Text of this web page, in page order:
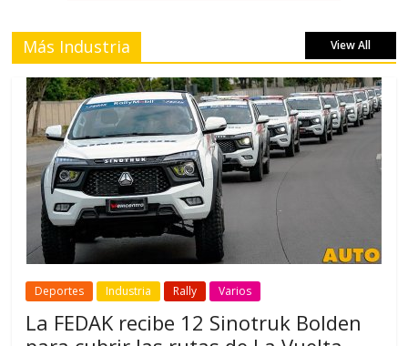
Más Industria View All
Deportes Industria Rally Varios
La FEDAK recibe 12 Sinotruk Bolden